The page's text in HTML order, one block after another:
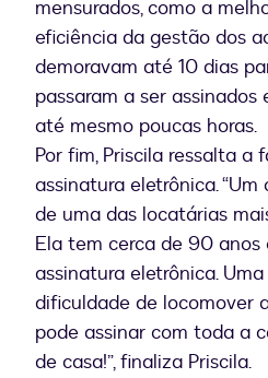
mensurados, como a
eficiência da gestão dos
demoravam até 10 dias
passaram a ser
até mesmo poucas horas.
Por fim, Priscila ressalta a
assinatura eletrônica.
de uma das locatárias
Ela tem cerca de 90 anos
assinatura eletrônica.
dificuldade de locomover
pode assinar com toda a
de casa!”, finaliza Priscila.